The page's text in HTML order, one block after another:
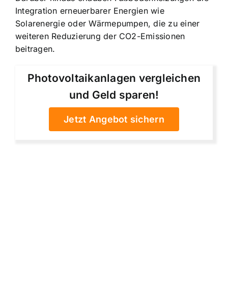
Integration erneuerbarer Energien wie
Solarenergie oder Wärmepumpen, die zu einer
weiteren Reduzierung der CO2-Emissionen
beitragen.
Photovoltaikanlagen vergleichen
und Geld sparen!
Jetzt Angebot sichern